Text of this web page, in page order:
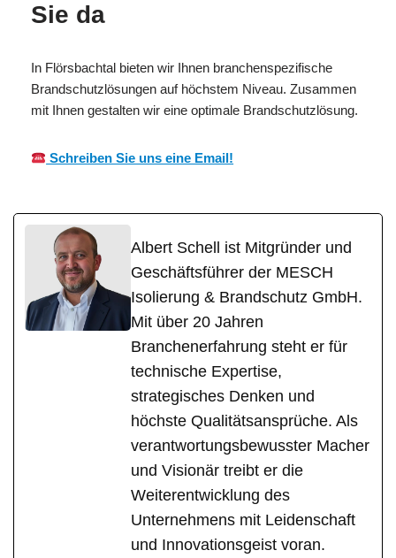
Sie da
In Flörsbachtal bieten wir Ihnen branchenspezifische
Brandschutzlösungen auf höchstem Niveau. Zusammen
mit Ihnen gestalten wir eine optimale Brandschutzlösung.
Schreiben Sie uns eine Email!
Albert Schell ist Mitgründer und
Geschäftsführer der MESCH
Isolierung & Brandschutz GmbH.
Mit über 20 Jahren
Branchenerfahrung steht er für
technische Expertise,
strategisches Denken und
höchste Qualitätsansprüche. Als
verantwortungsbewusster Macher
und Visionär treibt er die
Weiterentwicklung des
Unternehmens mit Leidenschaft
und Innovationsgeist voran.